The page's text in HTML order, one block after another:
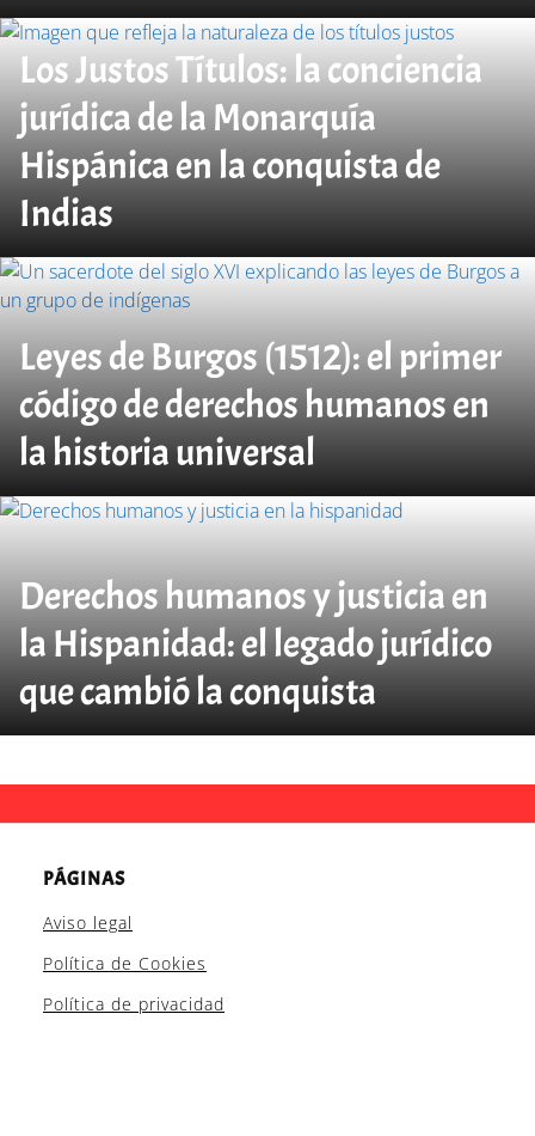
Los Justos Títulos: la conciencia
jurídica de la Monarquía
Hispánica en la conquista de
Indias
Leyes de Burgos (1512): el primer
código de derechos humanos en
la historia universal
Derechos humanos y justicia en
la Hispanidad: el legado jurídico
que cambió la conquista
PÁGINAS
Aviso legal
Política de Cookies
Política de privacidad